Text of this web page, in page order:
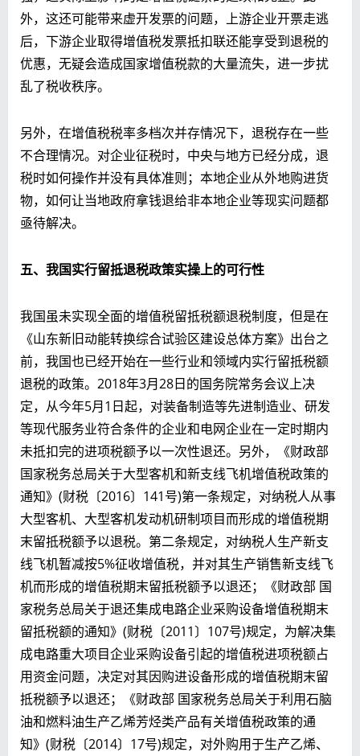
外，这还可能带来虚开发票的问题，上游企业开票走逃
后，下游企业取得增值税发票抵扣联还能享受到退税的
优惠，无疑会造成国家增值税款的大量流失，进一步扰
乱了税收秩序。
另外，在增值税税率多档次并存情况下，退税存在一些
不合理情况。对企业征税时，中央与地方已经分成，退
税时如何操作并没有具体准则；本地企业从外地购进货
物，如何让当地政府拿钱退给非本地企业等现实问题都
亟待解决。
五、我国实行留抵退税政策实操上的可行性
我国虽未实现全面的增值税留抵税额退税制度，但是在
《山东新旧动能转换综合试验区建设总体方案》出台之
前，我国也已经开始在一些行业和领域内实行留抵税额
退税的政策。2018年3月28日的国务院常务会议上决
定，从今年5月1日起，对装备制造等先进制造业、研发
等现代服务业符合条件的企业和电网企业在一定时期内
未抵扣完的进项税额予以一次性退还。另外，《财政部
国家税务总局关于大型客机和新支线飞机增值税政策的
通知》(财税〔2016〕141号)第一条规定，对纳税人从事
大型客机、大型客机发动机研制项目而形成的增值税期
末留抵税额予以退税。第二条规定，对纳税人生产新支
线飞机暂减按5%征收增值税，并对其生产销售新支线飞
机而形成的增值税期末留抵税额予以退还；《财政部 国
家税务总局关于退还集成电路企业采购设备增值税期末
留抵税额的通知》(财税〔2011〕107号)规定，为解决集
成电路重大项目企业采购设备引起的增值税进项税额占
用资金问题，决定对其因购进设备形成的增值税期末留
抵税额予以退还；《财政部 国家税务总局关于利用石脑
油和燃料油生产乙烯芳烃类产品有关增值税政策的通
知》(财税〔2014〕17号)规定，对外购用于生产乙烯、